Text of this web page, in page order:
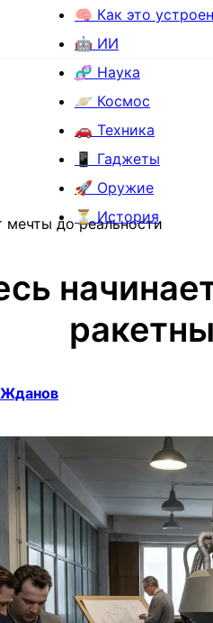
🧠 Как это
🤖 ИИ
🧬 Наука
🪐 Космос
🚗 Техника
📱 Гаджеты
🚀 Оружие
⏳ История
мечты до реальности
Жданов